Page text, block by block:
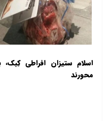
اسلام ستیزان افراطی
محورند